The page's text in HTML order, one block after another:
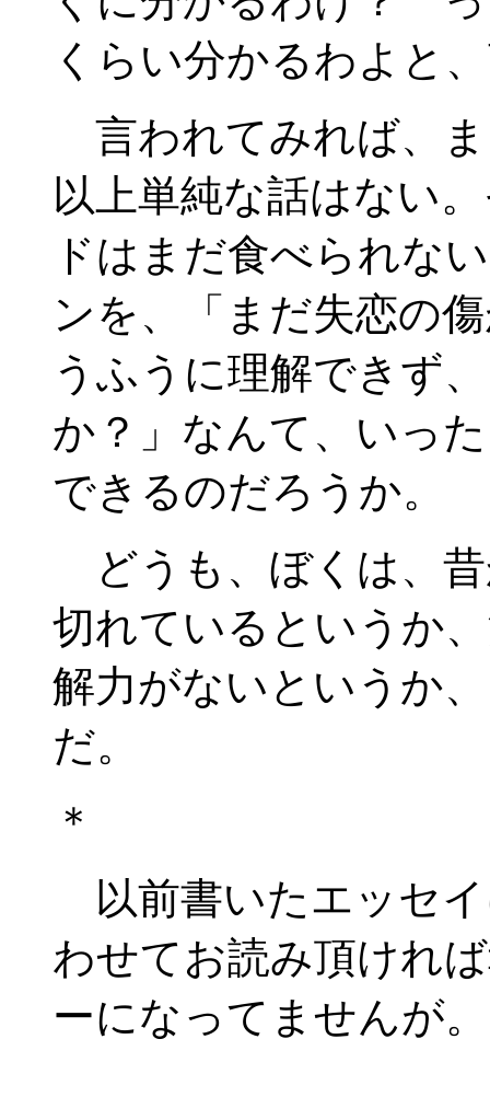
くらい分かるわよと
言われてみれば、
以上単純な話はない
ドはまだ食べられな
ンを、「まだ失恋の
うふうに理解できず
か？」なんて、いっ
できるのだろうか。
どうも、ぼくは、
切れているというか
解力がないというか
だ。
＊
以前書いたエッセ
わせてお読み頂けれ
ーになってませんが